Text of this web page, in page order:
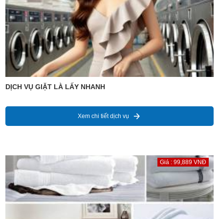
DỊCH VỤ GIẶT LÀ LẤY NHANH
Xem chi tiết dịch vụ
Giá : 99,889 VNĐ